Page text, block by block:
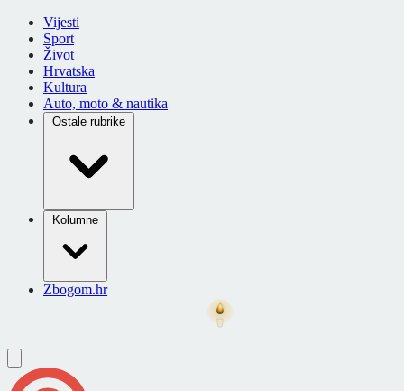
Vijesti
Sport
Život
Hrvatska
Kultura
Auto, moto & nautika
Ostale rubrike
Kolumne
Zbogom.hr